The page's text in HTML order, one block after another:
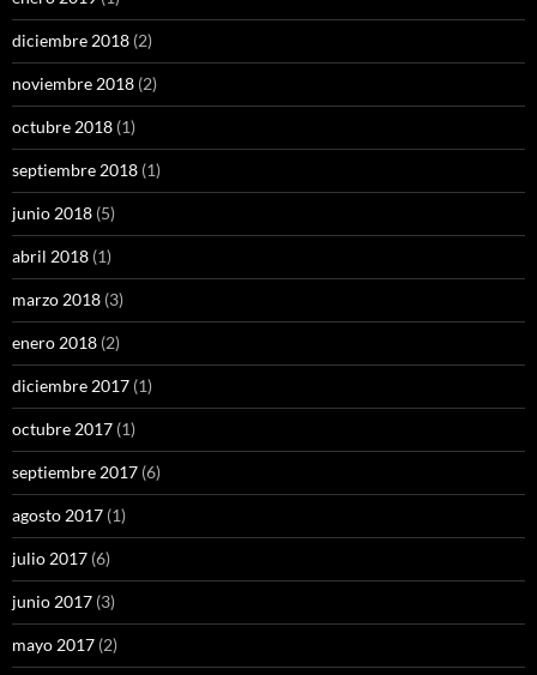
diciembre 2018 (2)
noviembre 2018 (2)
octubre 2018 (1)
septiembre 2018 (1)
junio 2018 (5)
abril 2018 (1)
marzo 2018 (3)
enero 2018 (2)
diciembre 2017 (1)
octubre 2017 (1)
septiembre 2017 (6)
agosto 2017 (1)
julio 2017 (6)
junio 2017 (3)
mayo 2017 (2)